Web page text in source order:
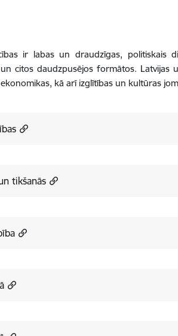
ir labas un draudzīgas, politiskais
un citos daudzpusējos formātos. Latvijas
kā arī izglītības un kultūras
tikšanās